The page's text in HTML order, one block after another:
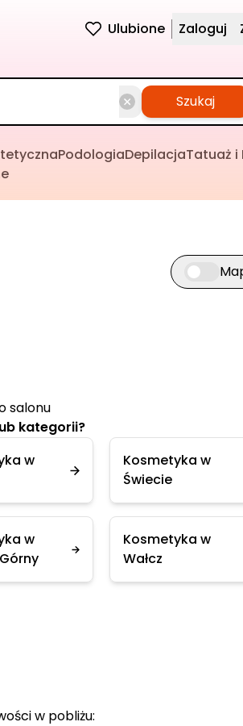
Ulubione Zaloguj
Szukaj
PodologiaDepilacjaTatuaż i
salonu
kategorii?
w
Kosmetyka w
Świecie
w
Kosmetyka w
Wałcz
w pobliżu: